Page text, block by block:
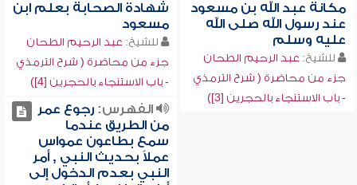
مكانة عبد الله بن مسعود
عند رسول الله صلى الله
عليه وسلم
للشيخ: عبد الرحيم الطحان
جزء من محاضرة ( شرح الترمذي
- باب الاستنجاء بالحجرين [3])
شهادة الصحابة بعلم ابن
مسعود
للشيخ: عبد الرحيم الطحان
جزء من محاضرة ( شرح الترمذي
- باب الاستنجاء بالحجرين [4])
الفهرس:رجوع عمر
من الطريق عندما
سمع بطاعون عمواس
عملاً بحديث النبي , أمر
النبي بعدم الدخول إلى